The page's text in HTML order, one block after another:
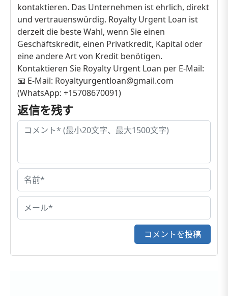
kontaktieren. Das Unternehmen ist ehrlich, direkt
und vertrauenswürdig. Royalty Urgent Loan ist
derzeit die beste Wahl, wenn Sie einen
Geschäftskredit, einen Privatkredit, Kapital oder
eine andere Art von Kredit benötigen.
Kontaktieren Sie Royalty Urgent Loan per E-Mail:
📧 E-Mail: Royaltyurgentloan@gmail.com
(WhatsApp: +15708670091)
返信を残す
コメントを投稿